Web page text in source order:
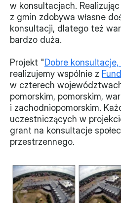
Sprawy
Forum Dobrego Prawa
Certyfikat
Edycja 2024
Laureaci
w konsultacjach.
z gmin zdobywa własne
konsultacji, dlatego też
bardzo duża.
Projekt "Dobre
realizujemy wspólnie z
w czterech
pomorskim, pomorskim,
i zachodniopomorskim.
uczestniczących w
grant na konsultacje
przestrzennego.